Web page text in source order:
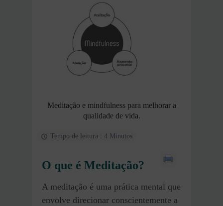
Meditação e mindfulness para melhorar a
qualidade de vida.
Tempo de leitura : 4 Minutos
O que é Meditação?
A meditação é uma prática mental que
envolve direcionar conscientemente a